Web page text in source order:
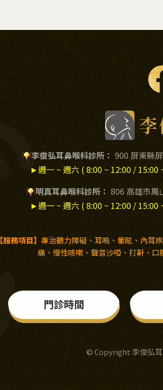
李俊弘耳鼻喉科診所： 900 屏東縣
►週一 ~ 週六 ( 8:00 ~ 12:00 /
明真耳鼻喉科診所： 806 高雄市鳳
►週一 ~ 週六 ( 8:00 ~ 12:00 /
【服務項目】 專治聽力障礙、耳嗚、暈眩、內耳
痛、慢性咳嗽、聲音沙啞、打鼾、
門診時間
© Copyright 李俊弘耳